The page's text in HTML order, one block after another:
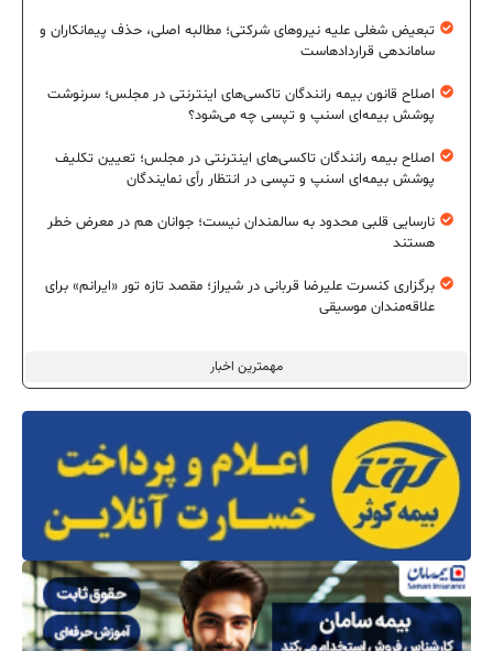
مهمترین اخبار
تبعیض شغلی علیه نیروهای شرکتی؛ مطالبه اصلی، حذف پیمانکاران و
ساماندهی قراردادهاست
اصلاح قانون بیمه رانندگان تاکسی‌های اینترنتی در مجلس؛ سرنوشت
پوشش بیمه‌ای اسنپ و تپسی چه می‌شود؟
اصلاح بیمه رانندگان تاکسی‌های اینترنتی در مجلس؛ تعیین تکلیف
پوشش بیمه‌ای اسنپ و تپسی در انتظار رأی نمایندگان
نارسایی قلبی محدود به سالمندان نیست؛ جوانان هم در معرض خطر
هستند
برگزاری کنسرت علیرضا قربانی در شیراز؛ مقصد تازه تور «ایرانم» برای
علاقه‌مندان موسیقی